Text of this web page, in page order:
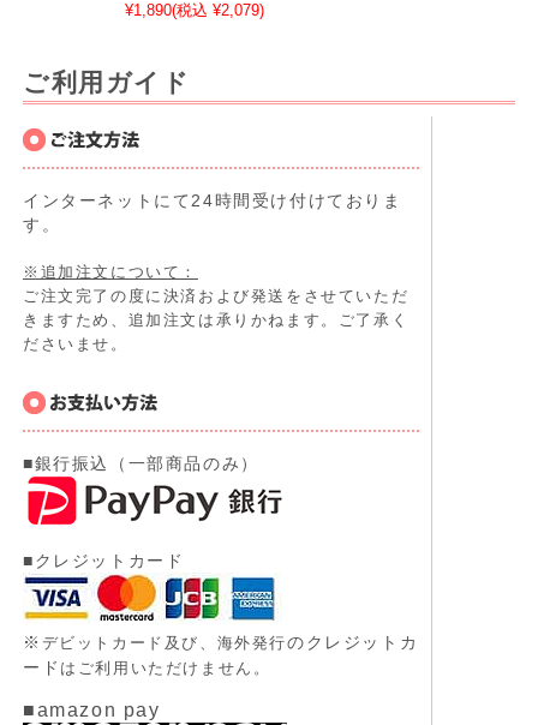
¥1,890(税込 ¥2,079)
ご利用ガイド
インターネットにて24時間受け付けておりま
す。
※追加注文について：
ご注文完了の度に決済および発送をさせていただ
きますため、追加注文は承りかねます。ご了承く
ださいませ。
■銀行振込（一部商品のみ）
■クレジットカード
※ デビットカード及び、 海外発行のクレジットカ
ード はご利用いただけません。
■amazon pay